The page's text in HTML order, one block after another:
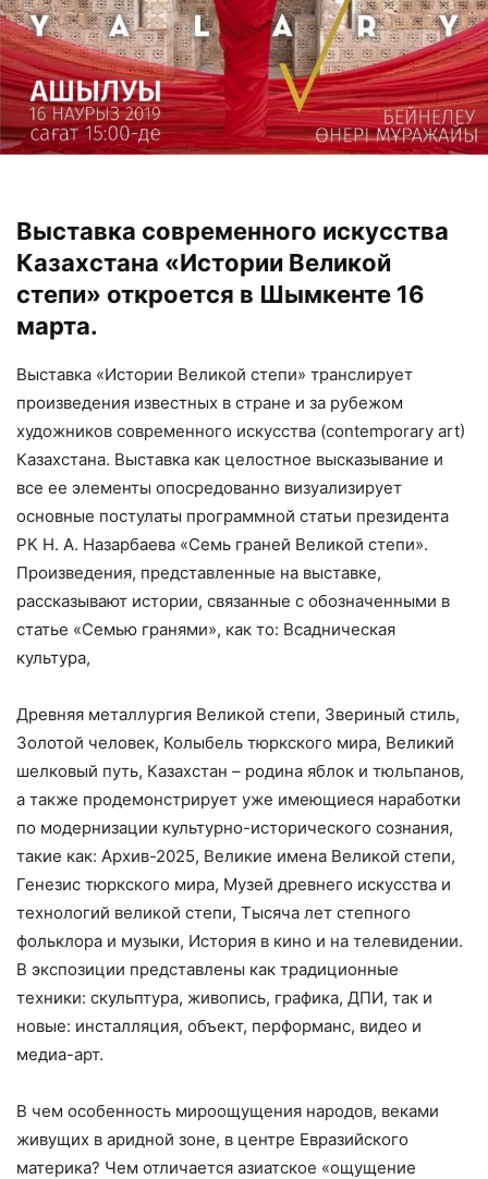
Выставка современного искусства
Казахстана «Истории Великой
степи» откроется в Шымкенте 16
марта.
Выставка «Истории Великой степи» транслирует
произведения известных в стране и за рубежом
художников современного искусства (contemporary art)
Казахстана. Выставка как целостное высказывание и
все ее элементы опосредованно визуализирует
основные постулаты программной статьи президента
РК Н. А. Назарбаева «Семь граней Великой степи».
Произведения, представленные на выставке,
рассказывают истории, связанные с обозначенными в
статье «Семью гранями», как то: Всадническая
культура,
Древняя металлургия Великой степи, Звериный стиль,
Золотой человек, Колыбель тюркского мира, Великий
шелковый путь, Казахстан – родина яблок и тюльпанов,
а также продемонстрирует уже имеющиеся наработки
по модернизации культурно-исторического сознания,
такие как: Архив-2025, Великие имена Великой степи,
Генезис тюркского мира, Музей древнего искусства и
технологий великой степи, Тысяча лет степного
фольклора и музыки, История в кино и на телевидении.
В экспозиции представлены как традиционные
техники: скульптура, живопись, графика, ДПИ, так и
новые: инсталляция, объект, перформанс, видео и
медиа-арт.
В чем особенность мироощущения народов, веками
живущих в аридной зоне, в центре Евразийского
материка? Чем отличается азиатское «ощущение